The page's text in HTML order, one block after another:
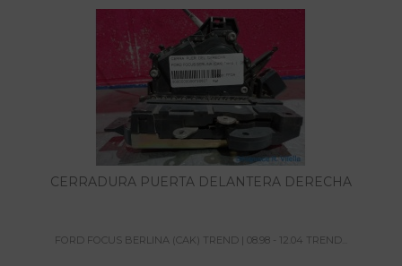
CERRADURA PUERTA DELANTERA DERECHA
FORD FOCUS BERLINA (CAK) TREND | 08.98 - 12.04 TREND...